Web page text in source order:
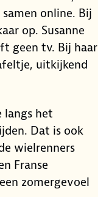
online. Bij
op. Susanne
geen tv. Bij haar
uitkijkend
langs het
Dat is ook
wielrenners
Franse
zomergevoel